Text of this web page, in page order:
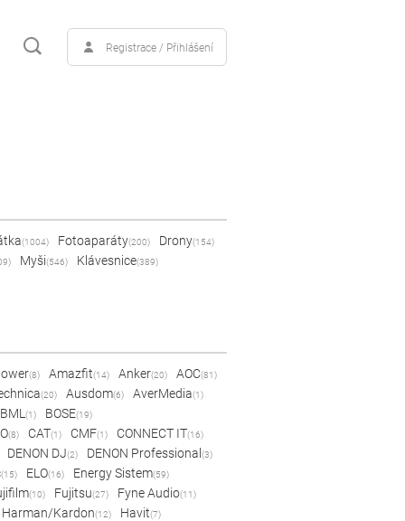
Registrace / Přihlášení
(1004) Fotoaparáty(200) Drony(154)
Myši(546) Klávesnice(389)
(8) Amazfit(14) Anker(20) AOC(81)
(20) Ausdom(6) AverMedia(1)
BML(1) BOSE(19)
(8) CAT(1) CMF(1) CONNECT IT(16)
DENON DJ(2) DENON Professional (3)
(15) ELO(16) Energy Sistem(59)
(10) Fujitsu(27) Fyne Audio(11)
Harman/Kardon(12) Havit(7)